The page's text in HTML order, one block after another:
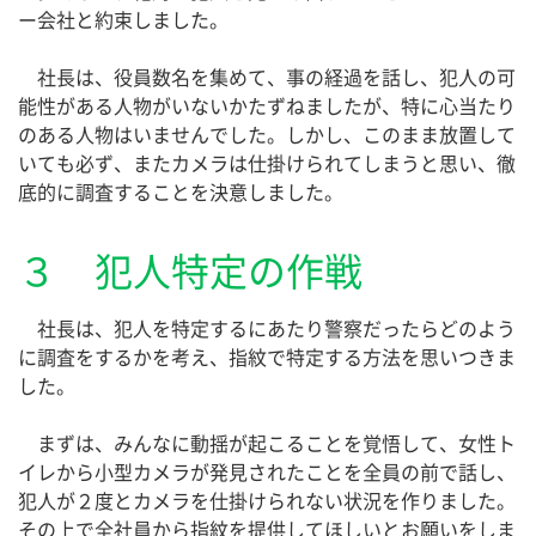
ー会社と約束しました。
社長は、役員数名を集めて、事の経過を話し、犯人の可
能性がある人物がいないかたずねましたが、特に心当たり
のある人物はいませんでした。しかし、このまま放置して
いても必ず、またカメラは仕掛けられてしまうと思い、徹
底的に調査することを決意しました。
３ 犯人特定の作戦
社長は、犯人を特定するにあたり警察だったらどのよう
に調査をするかを考え、指紋で特定する方法を思いつきま
した。
まずは、みんなに動揺が起こることを覚悟して、女性ト
イレから小型カメラが発見されたことを全員の前で話し、
犯人が２度とカメラを仕掛けられない状況を作りました。
その上で全社員から指紋を提供してほしいとお願いをしま